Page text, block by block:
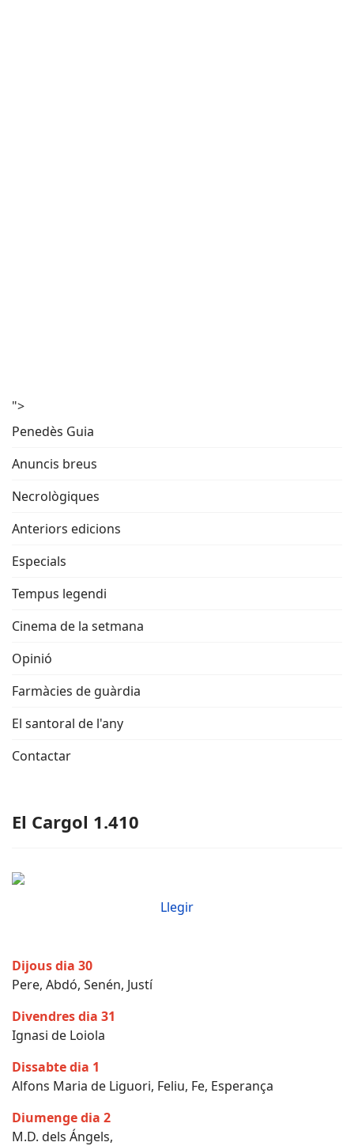
">
Penedès Guia
Anuncis breus
Necrològiques
Anteriors edicions
Especials
Tempus legendi
Cinema de la setmana
Opinió
Farmàcies de guàrdia
El santoral de l'any
Contactar
El Cargol 1.410
Llegir
Dijous dia 30
Pere, Abdó, Senén, Justí
Divendres dia 31
Ignasi de Loiola
Dissabte dia 1
Alfons Maria de Liguori, Feliu, Fe, Esperança
Diumenge dia 2
M.D. dels Ángels,